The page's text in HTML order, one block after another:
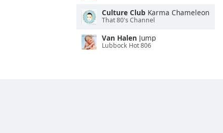
Culture Club Karma Chameleon
That 80's Channel
Van Halen Jump
Lubbock Hot 806